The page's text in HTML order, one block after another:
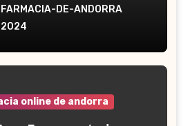
DE-ANDORRA
2024
online de andorra